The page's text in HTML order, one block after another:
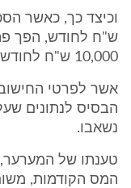
10,000 ש"ח לחודש?
הבסיס לנתונים
נשאבו.
המס הקודמות,